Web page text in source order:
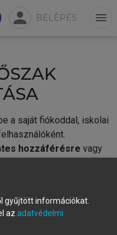
person BELÉPÉS menu
a saját fiókoddal, iskolai
hozzáférésre vagy
új fiókot.
automatikusan
gyűjtött információkat.
az adatvédelmi